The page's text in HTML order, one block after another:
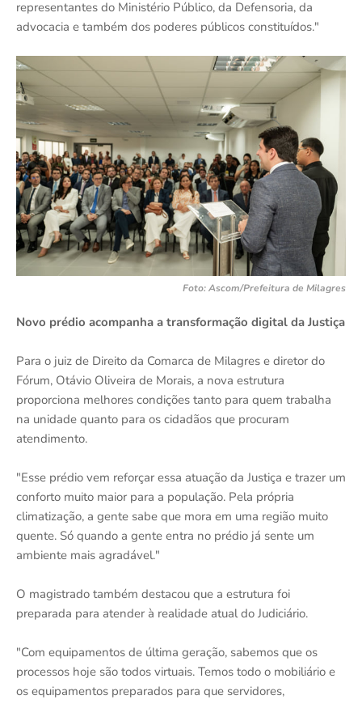
representantes do Ministério Público, da Defensoria, da
advocacia e também dos poderes públicos constituídos."
Foto: Ascom/Prefeitura de Milagres
Novo prédio acompanha a transformação digital da Justiça
Para o juiz de Direito da Comarca de Milagres e diretor do
Fórum, Otávio Oliveira de Morais, a nova estrutura
proporciona melhores condições tanto para quem trabalha
na unidade quanto para os cidadãos que procuram
atendimento.
"Esse prédio vem reforçar essa atuação da Justiça e trazer um
conforto muito maior para a população. Pela própria
climatização, a gente sabe que mora em uma região muito
quente. Só quando a gente entra no prédio já sente um
ambiente mais agradável."
O magistrado também destacou que a estrutura foi
preparada para atender à realidade atual do Judiciário.
"Com equipamentos de última geração, sabemos que os
processos hoje são todos virtuais. Temos todo o mobiliário e
os equipamentos preparados para que servidores,